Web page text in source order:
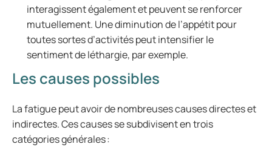
interagissent également et peuvent se renforcer
mutuellement. Une diminution de l’appétit pour
toutes sortes d’activités peut intensifier le
sentiment de léthargie, par exemple.
Les causes possibles
La fatigue peut avoir de nombreuses causes directes et
indirectes. Ces causes se subdivisent en trois
catégories générales :